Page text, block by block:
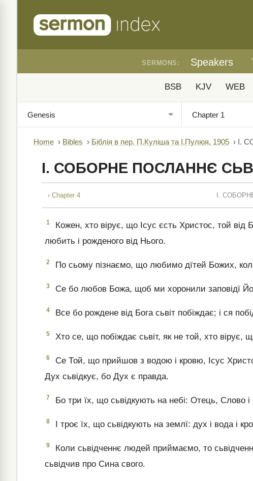
SERMONS: Speakers
BSB KJV WEB
Home › Bibles › Біблія в пер. П.Куліша та І.Пулюя, 1905 › I.
I. СОБОРНЕ ПОСЛАННЄ
‹ Chapter 4 I.
1
Кожен, хто вірує, що Ісус єсть Христос, той
любить і рожденого від Нього.
2 По сьому пізнаємо, що любимо дїтей Божих,
3 Се бо любов Божа, щоб ми хоронили заповідї
4 Все бо рождене від Бога сьвіт побіждає; і ся
5 Хто се, що побіждає сьвіт, як не той, хто вірує,
6
Се Той, що прийшов з водою і кровю, Ісус
Дух сьвідкує, бо Дух є правда.
7 Бо три їх, що сьвідкують на небі: Отець, Слово
8 І троє їх, що сьвідкують на землї: дух і вода і
9
Коли сьвідченнє людей приймаємо, то
сьвідчив про Сина свого.